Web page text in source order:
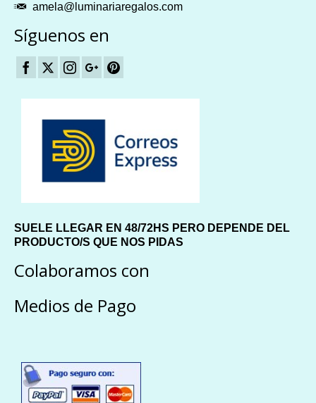
amela@luminariaregalos.com
Síguenos en
SUELE LLEGAR EN 48/72HS PERO DEPENDE DEL
PRODUCTO/S QUE NOS PIDAS
Colaboramos con
Medios de Pago